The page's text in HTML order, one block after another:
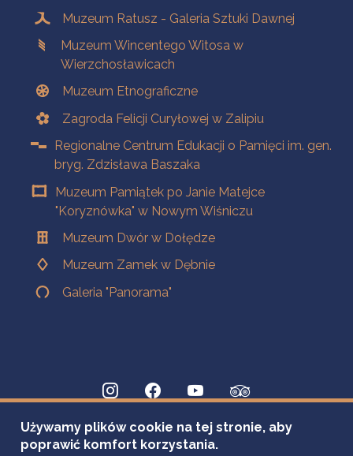
Muzeum Ratusz - Galeria Sztuki Dawnej
Muzeum Wincentego Witosa w
Wierzchosławicach
Muzeum Etnograficzne
Zagroda Felicji Curyłowej w Zalipiu
Regionalne Centrum Edukacji o Pamięci im. gen.
bryg. Zdzisława Baszaka
Muzeum Pamiątek po Janie Matejce
"Koryznówka" w Nowym Wiśniczu
Muzeum Dwór w Dołędze
Muzeum Zamek w Dębnie
Galeria "Panorama"
Używamy plików cookie na tej stronie, aby
poprawić komfort korzystania.